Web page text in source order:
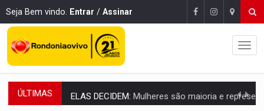
Seja Bem vindo. Entrar / Assinar
ÚLTIMAS ELAS DECIDEM: Mulheres são maioria e representam 52% do eleitorado de